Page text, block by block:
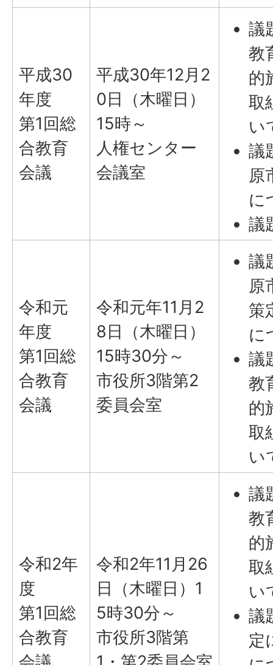
平成30
年度
第1回総
合教育
会議
平成30年12月2
0日（木曜日）
15時～
人権センター
会議室
議
教
的
取
い
議
原
に
議
令和元
年度
第1回総
合教育
会議
令和元年11月2
8日（木曜日）
15時30分～
市役所3階第2
委員会室
議
原
策
に
議
教
的
取
い
令和2年
度
第1回総
合教育
令和2年11月26
日（木曜日）1
5時30分～
市役所3階第
議
教
的
取
い
議
定